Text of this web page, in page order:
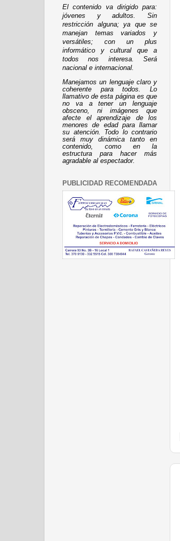
El contenido va dirigido para:
jóvenes y adultos. Sin
restricción alguna; ya que se
manejan temas variados y
versátiles; con un plus
informático y cultural que a
todos nos interesa. Será
nacional e internacional.
Manejamos un lenguaje claro y
coherente para todos. Lo
llamativo de esta página es que
no va a tener un lenguaje
obsceno, ni imágenes que
afecte el aprendizaje de los
menores de edad para llamar
su atención. Todo lo contrario
será muy dinámica tanto en
contenido, como en la
estructura para hacer más
agradable al espectador.
PUBLICIDAD RECOMENDADA